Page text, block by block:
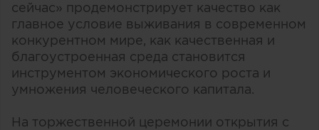
сейчас» продемонстрирует качество как
главное условие выживания в современном
конкурентном мире, как качественная и
благоустроенная среда становится
инструментом экономического роста и
умножения человеческого капитала.
На торжественной церемонии открытия с